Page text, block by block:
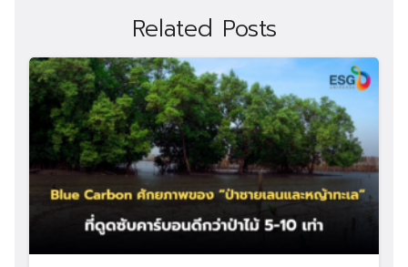
Search
for: Search
Related Posts